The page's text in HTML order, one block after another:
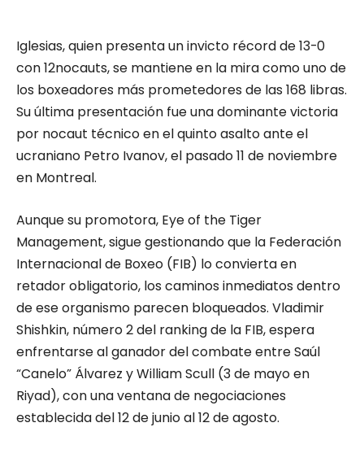
Iglesias, quien presenta uninvicto récord de 13-0
con 12nocauts, se mantiene en la mira como uno de
los boxeadores más prometedores de las 168 libras.
Su última presentación fue una dominante victoria
por nocaut técnico en el quinto asalto ante el
ucraniano Petro Ivanov, el pasado 11 de noviembre
en Montreal.
Aunque su promotora, Eye of the Tiger
Management, sigue gestionando que la Federación
Internacional de Boxeo (FIB) lo convierta en
retador obligatorio, los caminos inmediatos dentro
de ese organismo parecen bloqueados. Vladimir
Shishkin, número 2 del ranking de la FIB, espera
enfrentarse al ganador del combate entre Saúl
“Canelo” Álvarez y William Scull (3 de mayo en
Riyad), con una ventana de negociaciones
establecida del 12 de junio al 12 de agosto.